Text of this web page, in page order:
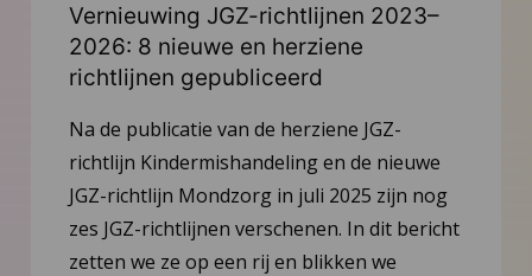
Vernieuwing JGZ-richtlijnen 2023–
2026: 8 nieuwe en herziene
richtlijnen gepubliceerd
Na de publicatie van de herziene JGZ-
richtlijn Kindermishandeling en de nieuwe
JGZ-richtlijn Mondzorg in juli 2025 zijn nog
zes JGZ-richtlijnen verschenen. In dit bericht
zetten we ze op een rij en blikken we